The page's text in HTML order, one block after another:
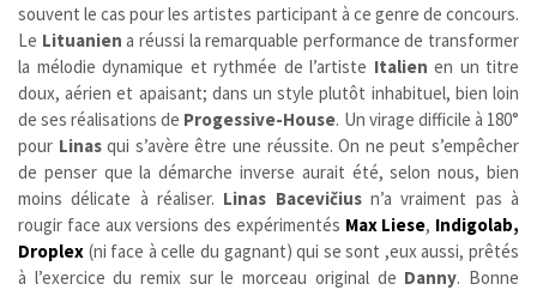
souvent le cas pour les artistes participant à ce genre de concours.
Le Lituanien a réussi la remarquable performance de transformer
la mélodie dynamique et rythmée de l’artiste Italien en un titre
doux, aérien et apaisant; dans un style plutôt inhabituel, bien loin
de ses réalisations de Progessive-House. Un virage difficile à 180°
pour Linasqui s’avère être une réussite. On ne peut s’empêcher
de penser que la démarche inverse aurait été, selon nous, bien
moins délicate à réaliser. Linas Bacevičiusn’a vraiment pas à
rougir face aux versions des expérimentés Max Liese, Indigolab,
Droplex (ni face à celle du gagnant) qui se sont ,eux aussi, prêtés
à l’exercice du remix sur le morceau original de Danny. Bonne